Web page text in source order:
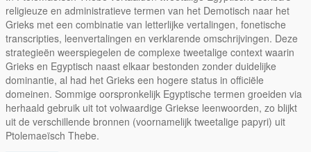
religieuze en administratieve termen van het Demotisch naar het
Grieks met een combinatie van letterlijke vertalingen, fonetische
transcripties, leenvertalingen en verklarende omschrijvingen. Deze
strategieën weerspiegelen de complexe tweetalige context waarin
Grieks en Egyptisch naast elkaar bestonden zonder duidelijke
dominantie, al had het Grieks een hogere status in officiële
domeinen. Sommige oorspronkelijk Egyptische termen groeiden via
herhaald gebruik uit tot volwaardige Griekse leenwoorden, zo blijkt
uit de verschillende bronnen (voornamelijk tweetalige papyri) uit
Ptolemaeïsch Thebe.